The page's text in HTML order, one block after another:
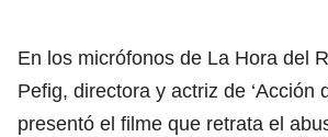
En los micrófonos de La Hora del
Pefig, directora y actriz de ‘Acción
presentó el filme que retrata el